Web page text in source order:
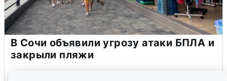
В Сочи объявили угрозу атаки БПЛА и
закрыли пляжи